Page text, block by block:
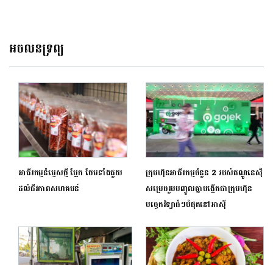
អចលនទ្រព្យ
អាជីវកម្មនំម្ទេសថ្មី ប្លែក ថែមទាំងជួយ
ដល់ជីវភាពសហគមន៍
ក្រុមហ៊ុនអាជីវកម្មចំនួន 2 របស់ឥណ្ឌូនេស៊ី
សម្រេចរួមបញ្ចូលគ្នាបង្កើតជាក្រុមហ៊ុន
បច្ចេកវិទ្យាធំៗបំផុតនៅអាស៊ី